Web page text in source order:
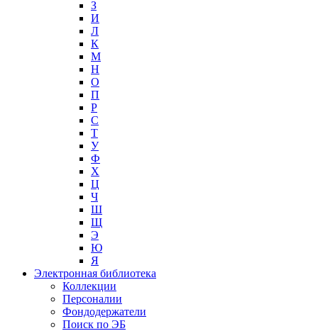
З
И
Л
К
М
Н
О
П
Р
С
Т
У
Ф
Х
Ц
Ч
Ш
Щ
Э
Ю
Я
Электронная библиотека
Коллекции
Персоналии
Фондодержатели
Поиск по ЭБ